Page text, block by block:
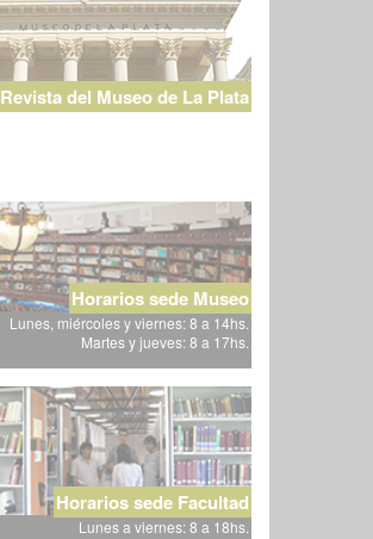
Revista del Museo de La Plata
Horarios sede Museo
Lunes, miércoles y viernes: 8 a 14hs.
Martes y jueves: 8 a 17hs.
Horarios sede Facultad
Lunes a viernes: 8 a 18hs.